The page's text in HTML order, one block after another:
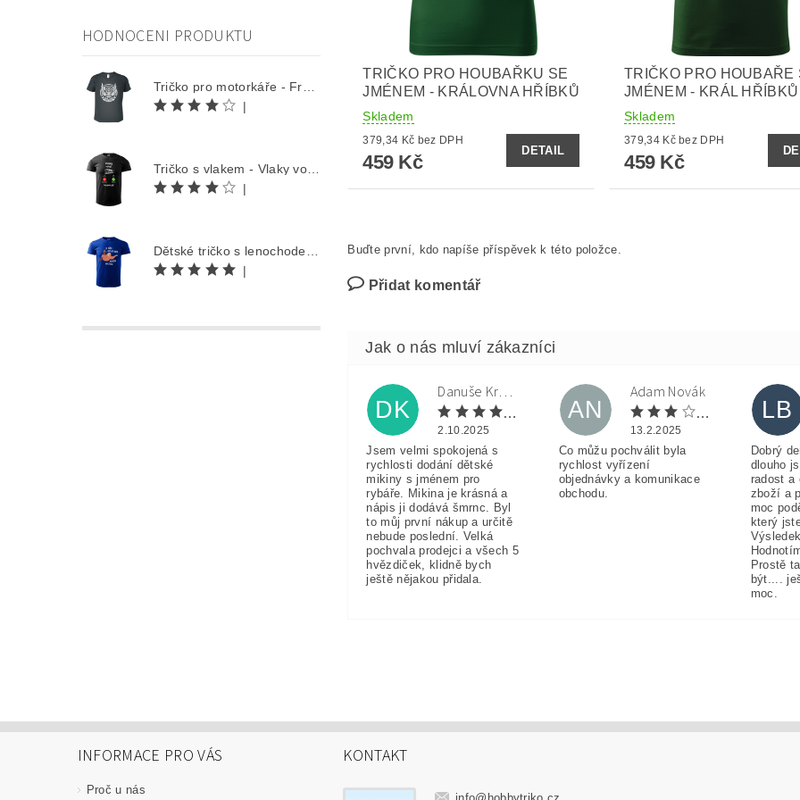
HODNOCENI PRODUKTU
|
|
|
TRIČKO PRO HOUBAŘKU SE
JMÉNEM - KRÁLOVNA HŘÍBKŮ
Skladem
379,34 Kč bez DPH
459 Kč
DETAIL
TRIČKO PRO HOUBAŘE
JMÉNEM - KRÁL HŘÍBKŮ
Skladem
379,34 Kč bez DPH
459 Kč
Buďte první, kdo napíše příspěvek k této položce.
Přidat komentář
DK
Danuše Krulová
2.10.2025
Jsem velmi spokojená s
rychlosti dodání dětské
mikiny s jménem pro
rybáře. Mikina je krásná a
nápis ji dodává šmrnc. Byl
to můj první nákup a určitě
nebude poslední. Velká
pochvala prodejci a všech 5
hvězdiček, klidně bych
ještě nějakou přidala.
AN
Adam Novák
13.2.2025
Co můžu pochválit byla
rychlost vyřízení
objednávky a komunikace
obchodu.
LB
Dobrý
dlouho
radost a
zboží a
moc
který
Prostě
být....
moc.
INFORMACE PRO VÁS
Proč u nás
KONTAKT